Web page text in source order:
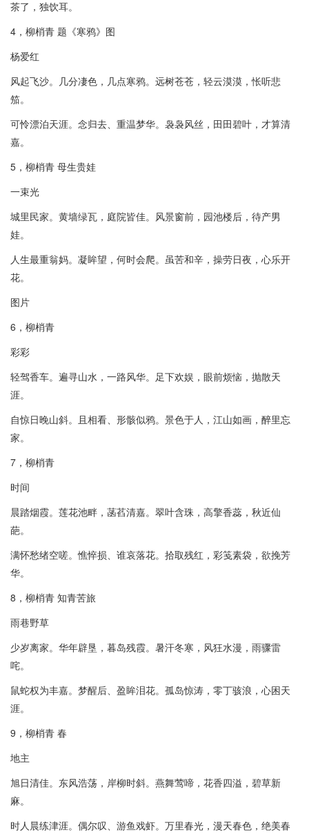
茶了，独饮耳。
4，柳梢青 题《寒鸦》图
杨爱红
风起飞沙。几分凄色，几点寒鸦。远树苍苍，轻云漠漠，怅听悲
笳。
可怜漂泊天涯。念归去、重温梦华。袅袅风丝，田田碧叶，才算清
嘉。
5，柳梢青 母生贵娃
一束光
城里民家。黄墙绿瓦，庭院皆佳。风景窗前，园池楼后，待产男
娃。
人生最重翁妈。凝眸望，何时会爬。虽苦和辛，操劳日夜，心乐开
花。
图片
6，柳梢青
彩彩
轻驾香车。遍寻山水，一路风华。足下欢娱，眼前烦恼，抛散天
涯。
自惊日晚山斜。且相看、形骸似鸦。景色于人，江山如画，醉里忘
家。
7，柳梢青
时间
晨踏烟霞。莲花池畔，菡萏清嘉。翠叶含珠，高擎香蕊，秋近仙
葩。
满怀愁绪空嗟。憔悴损、谁哀落花。拾取残红，彩笺素袋，欲挽芳
华。
8，柳梢青 知青苦旅
雨巷野草
少岁离家。华年辟垦，暮岛残霞。暑汗冬寒，风狂水漫，雨骤雷
咤。
鼠蛇权为丰嘉。梦醒后、盈眸泪花。孤岛惊涛，零丁骇浪，心困天
涯。
9，柳梢青 春
地主
旭日清佳。东风浩荡，岸柳时斜。燕舞莺啼，花香四溢，碧草新
麻。
时人晨练津涯。偶尔叹、游鱼戏虾。万里春光，漫天春色，绝美春